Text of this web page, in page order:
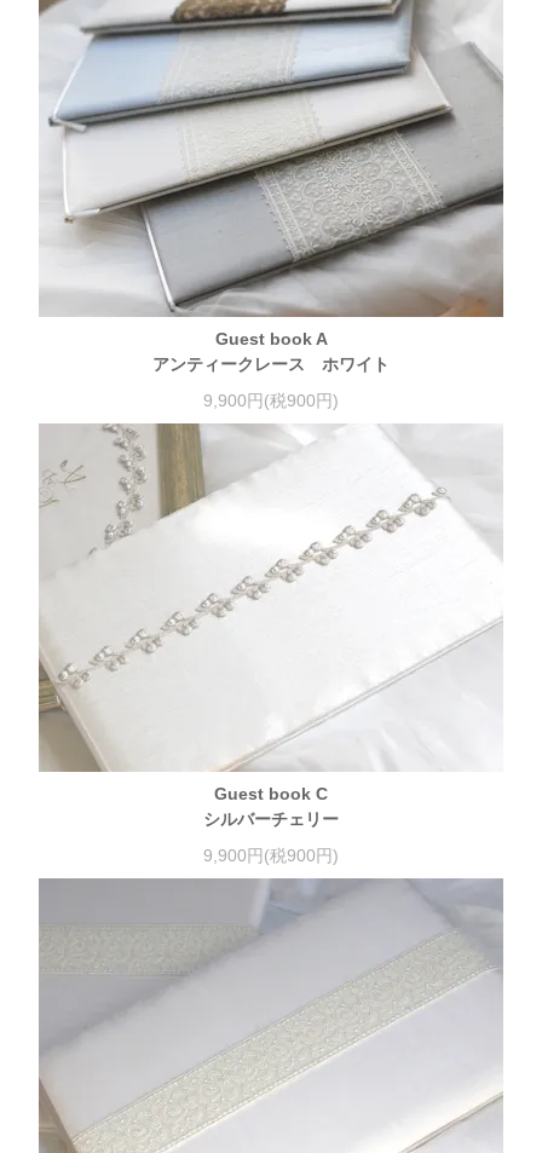
Guest book A
アンティークレース ホワイト
9,900円(税900円)
Guest book C
シルバーチェリー
9,900円(税900円)